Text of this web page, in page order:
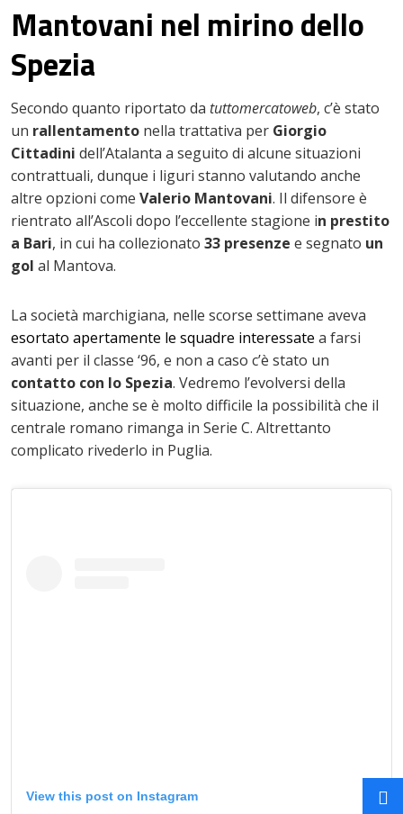
Mantovani nel mirino dello
Spezia
Secondo quanto riportato da tuttomercatoweb, c’è stato
un rallentamento nella trattativa per Giorgio
Cittadini dell’Atalanta a seguito di alcune situazioni
contrattuali, dunque i liguri stanno valutando anche
altre opzioni come Valerio Mantovani. Il difensore è
rientrato all’Ascoli dopo l’eccellente stagione in prestito
a Bari, in cui ha collezionato 33 presenze e segnato un
gol al Mantova.
La società marchigiana, nelle scorse settimane aveva
esortato apertamente le squadre interessate a farsi
avanti per il classe ‘96, e non a caso c’è stato un
contatto con lo Spezia. Vedremo l’evolversi della
situazione, anche se è molto difficile la possibilità che il
centrale romano rimanga in Serie C. Altrettanto
complicato rivederlo in Puglia.
View this post on Instagram